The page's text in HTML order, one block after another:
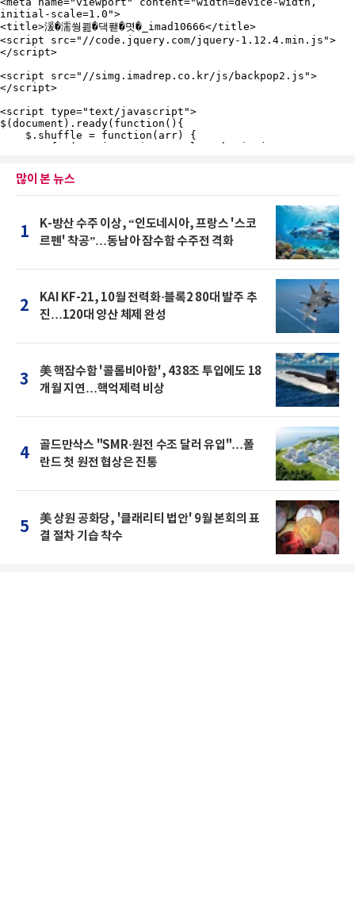
많이 본 뉴스
1
K-방산 수주 이상, “인도네시아, 프랑스 '스코
르펜' 착공”…동남아 잠수함 수주전 격화
2
KAI KF-21, 10월 전력화·블록2 80대 발주 추
진…120대 양산 체제 완성
3
美 핵잠수함 '콜롬비아함', 438조 투입에도 18
개월 지연…핵억제력 비상
4
골드만삭스 "SMR·원전 수조 달러 유입"…폴
란드 첫 원전 협상은 진통
5
美 상원 공화당, '클래리티 법안' 9월 본회의 표
결 절차 기습 착수